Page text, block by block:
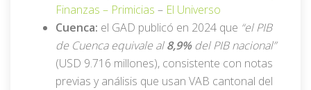
Finanzas – Primicias – El Universo
Cuenca: el GAD publicó en 2024 que “el PIB
de Cuenca equivale al8,9%del PIB nacional”
(USD 9.716 millones), consistente con notas
previas y análisis que usan VAB cantonal del